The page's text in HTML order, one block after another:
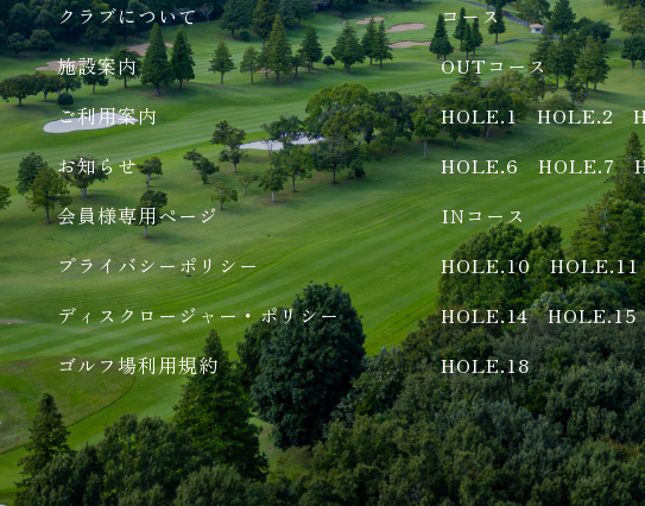
クラブについて
施設案内
ご利用案内
お知らせ
会員様専用ページ
プライバシーポリシー
ディスクロージャー・ポリシー
ゴルフ場利用規約
コース
OUTコース
HOLE.1
HOLE.2
HOLE.6
HOLE.7
INコース
HOLE.10
HOLE.11
HOLE.14
HOLE.15
HOLE.18